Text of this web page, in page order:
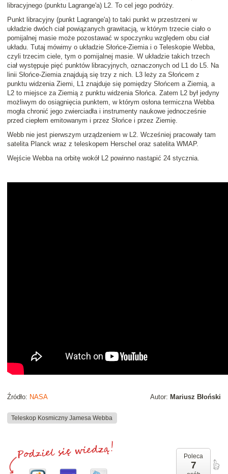
libracyjnego (punktu Lagrange'a) L2. To cel jego podróży.
Punkt libracyjny (punkt Lagrange'a) to taki punkt w przestrzeni w
układzie dwóch ciał powiązanych grawitacją, w którym trzecie ciało o
pomijalnej masie może pozostawać w spoczynku względem obu ciał
układu. Tutaj mówimy o układzie Słońce-Ziemia i o Teleskopie Webba,
czyli trzecim ciele, tym o pomijalnej masie. W układzie takich trzech
ciał występuje pięć punktów libracyjnych, oznaczonych od L1 do L5. Na
linii Słońce-Ziemia znajdują się trzy z nich. L3 leży za Słońcem z
punktu widzenia Ziemi, L1 znajduje się pomiędzy Słońcem a Ziemią, a
L2 to miejsce za Ziemią z punktu widzenia Słońca. Zatem L2 był jedyny
możliwym do osiągnięcia punktem, w którym osłona termiczna Webba
mogła chronić jego zwierciadła i instrumenty naukowe jednocześnie
przed ciepłem emitowanym i przez Słońce i przez Ziemię.
Webb nie jest pierwszym urządzeniem w L2. Wcześniej pracowały tam
satelita Planck wraz z teleskopem Herschel oraz satelita WMAP.
Wejście Webba na orbitę wokół L2 powinno nastąpić 24 stycznia.
Autor: Mariusz Błoński
Źródło: NASA
Teleskop Kosmiczny Jamesa Webba
Poleca
7